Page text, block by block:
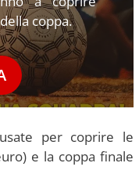
coppa.
per coprire le
e la coppa finale